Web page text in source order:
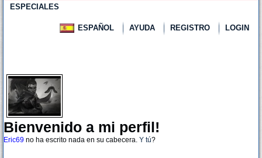
ESPECIALES
ESPAÑOL AYUDA REGISTRO LOGIN
Bienvenido a mi perfil!
Eric69 no ha escrito nada en su cabecera. Y tú?